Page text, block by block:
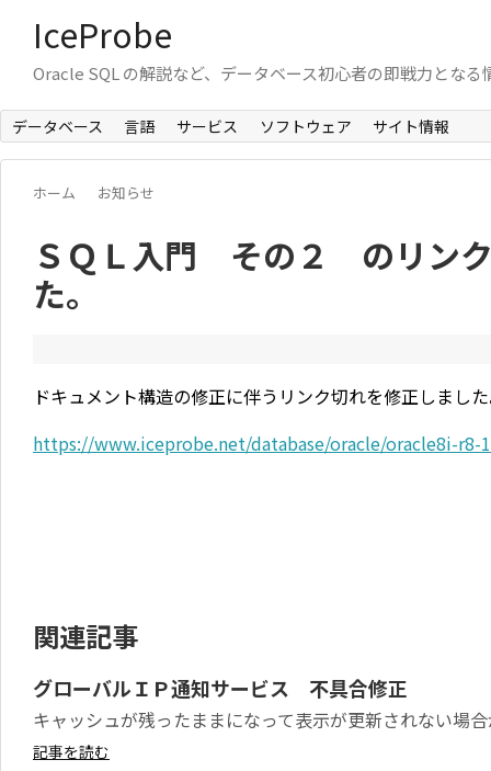
IceProbe
Oracle SQL の解説など、データベース初心者の即戦力となる
データベース 言語 サービス ソフトウェア サイト情報
ホーム お知らせ
ＳＱＬ入門 その２ のリン
た。
ドキュメント構造の修正に伴うリンク切れを修正しまし
https://www.iceprobe.net/database/oracle/oracle8i-
関連記事
グローバルＩＰ通知サービス 不具合修正
キャッシュが残ったままになって表示が更新されない場
記事を読む